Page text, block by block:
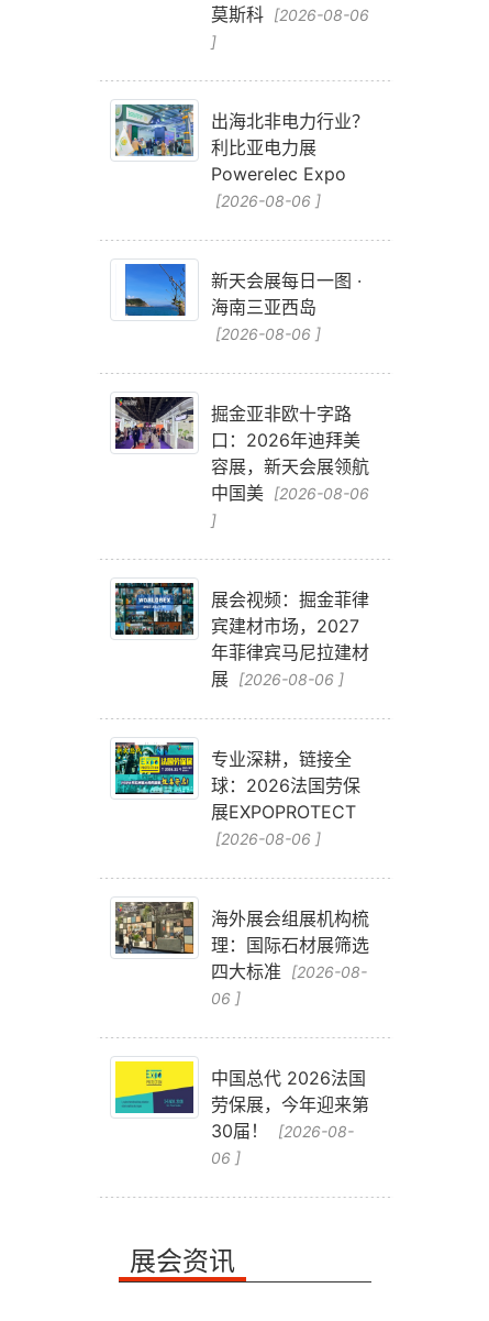
莫斯科 [2026-08-06
]
出海北非电力行业？
利比亚电力展
Powerelec Expo
[2026-08-06 ]
新天会展每日一图 ·
海南三亚西岛
[2026-08-06 ]
掘金亚非欧十字路
口：2026年迪拜美
容展，新天会展领航
中国美 [2026-08-06
]
展会视频：掘金菲律
宾建材市场，2027
年菲律宾马尼拉建材
展 [2026-08-06 ]
专业深耕，链接全
球：2026法国劳保
展EXPOPROTECT
[2026-08-06 ]
海外展会组展机构梳
理：国际石材展筛选
四大标准
[2026-08-
06 ]
中国总代 2026法国
劳保展，今年迎来第
30届！
[2026-08-
06 ]
展会资讯